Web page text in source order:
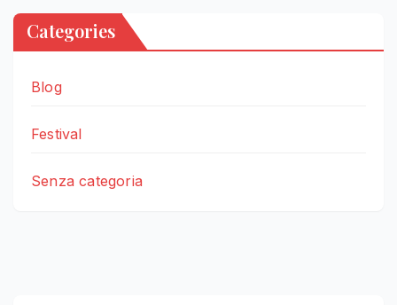
Categories
Blog
Festival
Senza categoria